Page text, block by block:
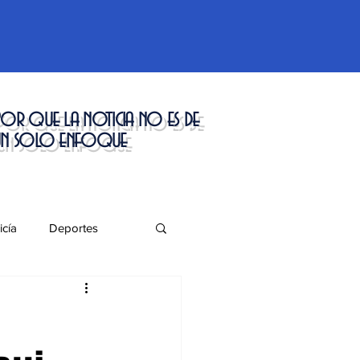
que la noticia no es de
solo enfoque
Deportes